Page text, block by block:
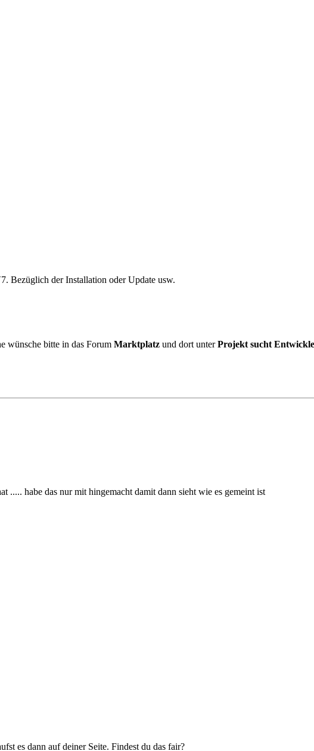
Bezüglich der Installation oder Update usw.
wünsche bitte in das Forum Marktplatz und dort unterProjekt sucht
..... habe das nur mit hingemacht damit dann sieht wie es gemeint ist
es dann auf deiner Seite. Findest du das fair?